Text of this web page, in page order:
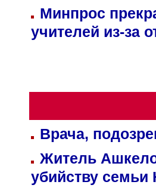
Минпрос
учителей из-за
Врача,
Житель
убийству семьи